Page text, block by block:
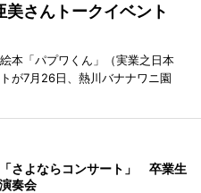
美さんトークイベント
本「パプワくん」（実業之日本
が7月26日、熱川バナナワニ園
さよならコンサート」 卒業生
奏会